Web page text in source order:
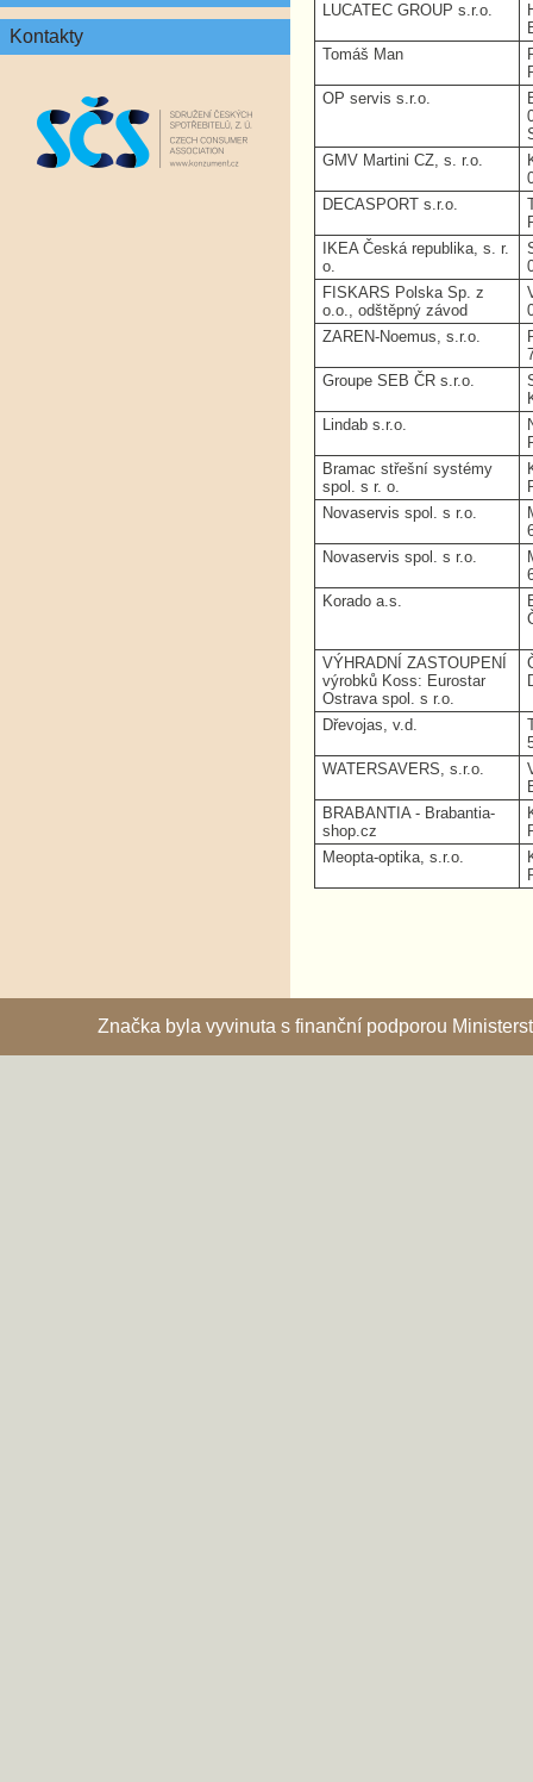
Kontakty
LUCATEC GROUP s.r.o.
Tomáš Man
OP servis s.r.o.
GMV Martini CZ, s. r.o.
DECASPORT s.r.o.
IKEA Česká republika, s. r.
o.
FISKARS Polska Sp. z
o.o., odštěpný závod
ZAREN-Noemus, s.r.o.
Groupe SEB ČR s.r.o.
Lindab s.r.o.
Bramac střešní systémy
spol. s r. o.
Novaservis spol. s r.o.
Novaservis spol. s r.o.
Korado a.s.
VÝHRADNÍ ZASTOUPENÍ
výrobků Koss: Eurostar
Ostrava spol. s r.o.
Dřevojas, v.d.
WATERSAVERS, s.r.o.
BRABANTIA - Brabantia-
shop.cz
Meopta-optika, s.r.o.
Značka byla vyvinuta s finanční podporou